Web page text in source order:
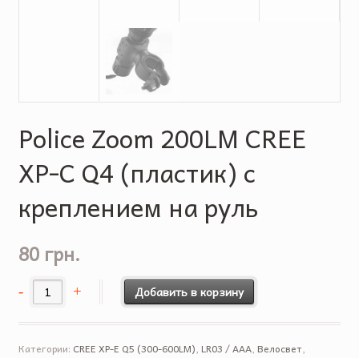
Police Zoom 200LM CREE
XP-C Q4 (пластик) с
креплением на руль
80 грн.
Добавить в корзину
Категории: CREE XP-E Q5 (300-600LM), LR03 / AAA, Велосвет,